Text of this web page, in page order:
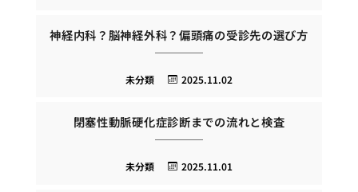
神経内科？脳神経外科？偏頭痛の受診先の選び方
2025.11.02
未分類
閉塞性動脈硬化症診断までの流れと検査
2025.11.01
未分類